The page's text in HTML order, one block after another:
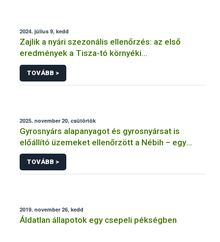
2024. július 9, kedd
Zajlik a nyári szezonális ellenőrzés: az első
eredmények a Tisza-tó környéki
vendéglátóhelyekről érkeztek
TOVÁBB >
2025. november 20, csütörtök
Gyrosnyárs alapanyagot és gyrosnyársat is
előállító üzemeket ellenőrzött a Nébih – egy
üzem működését azonnal felfüggesztették
TOVÁBB >
2019. november 26, kedd
Áldatlan állapotok egy csepeli pékségben